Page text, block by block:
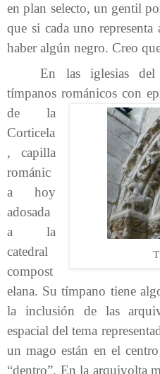
en plan selecto, un gentil
que si cada uno
haber algún negro. Creo
En las iglesias del
tímpanos románicos con
de la
Corticela
, capilla
románic
a hoy
adosada
a la
catedral
compost
elana. Su tímpano tiene
la inclusión de las
espacial del tema
un mago están en el
“dentro”. En la arquivolta